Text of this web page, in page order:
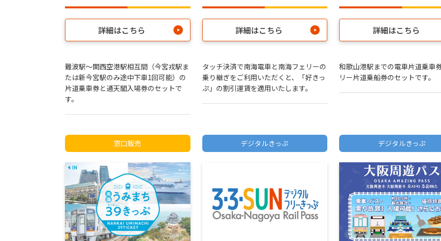
詳細はこちら
難波駅～関西空港駅相互間（今宮戎駅ま
たは新今宮駅のみ途中下車1回可能）の
片道乗車券と通天閣入場券のセットで
す。
詳細はこちら
タッチ決済で南海電車と南海フェリーの
乗り継ぎをご利用いただくと、「好きっ
ぷ」の割引運賃を適用いたします。
詳細はこちら
和歌山港駅までの電車片道乗車
リー片道乗船券のセットです。
窓口販売 デジタルきっぷ デジタルきっぷ